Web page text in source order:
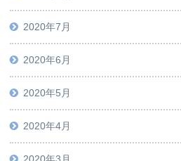
2020年7月
2020年6月
2020年5月
2020年4月
2020年3月